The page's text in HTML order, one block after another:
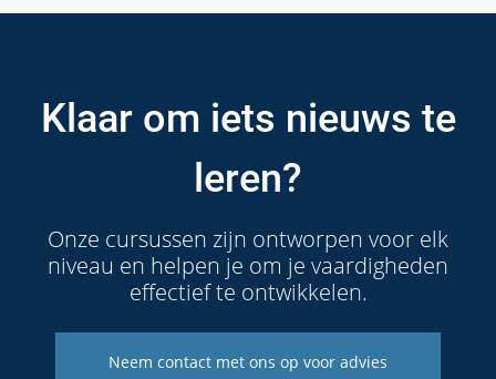
Klaar om iets nieuws te
leren?
Onze cursussen zijn ontworpen voor elk
niveau en helpen je om je vaardigheden
effectief te ontwikkelen.
Neem contact met ons op voor advies